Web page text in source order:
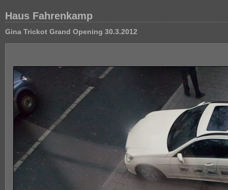
Haus Fahrenkamp
Gina Trickot Grand Opening 30.3.2012